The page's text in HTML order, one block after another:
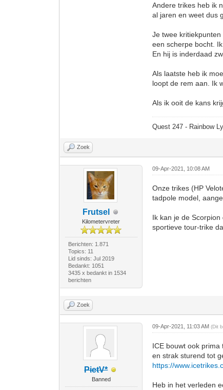
Andere trikes heb ik
al jaren en weet dus
Je twee
een scherpe bocht.
En hij is inderdaad
Als laatste heb ik
loopt de rem aan. Ik
Als ik ooit de kans
Quest 247 - Rainbow
Zoek
Frutsel
Kilometervreter
Berichten: 1.871
Topics: 11
Lid sinds: Jul 2019
Bedankt: 1051
3435 x bedankt in 1534
berichten
09-Apr-2021, 10:08 AM
Onze trikes (HP
tadpole model,
Ik kan je de
sportieve tour-trike
Zoek
PietV*
Banned
09-Apr-2021, 11:03 AM(Dit
ICE bouwt ook
en strak sturend tot
https://
Heb in het verleden